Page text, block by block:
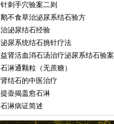
针刺手穴验案二则
鹅不食草治泌尿系结石验方
治泌尿结石经验
泌尿系统结石挑针疗法
益肾活血消石汤治疗泌尿系结石验案
石淋通颗粒（无蔗糖）
肾结石的中医治疗
提壶揭盖愈石淋
石淋病证简述